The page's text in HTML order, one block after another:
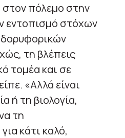
πόλεμο στην
εντοπισμό στόχων
τη βλέπεις
τομέα και σε
«Αλλά είναι
ή τη βιολογία,
τη
κάτι καλό,